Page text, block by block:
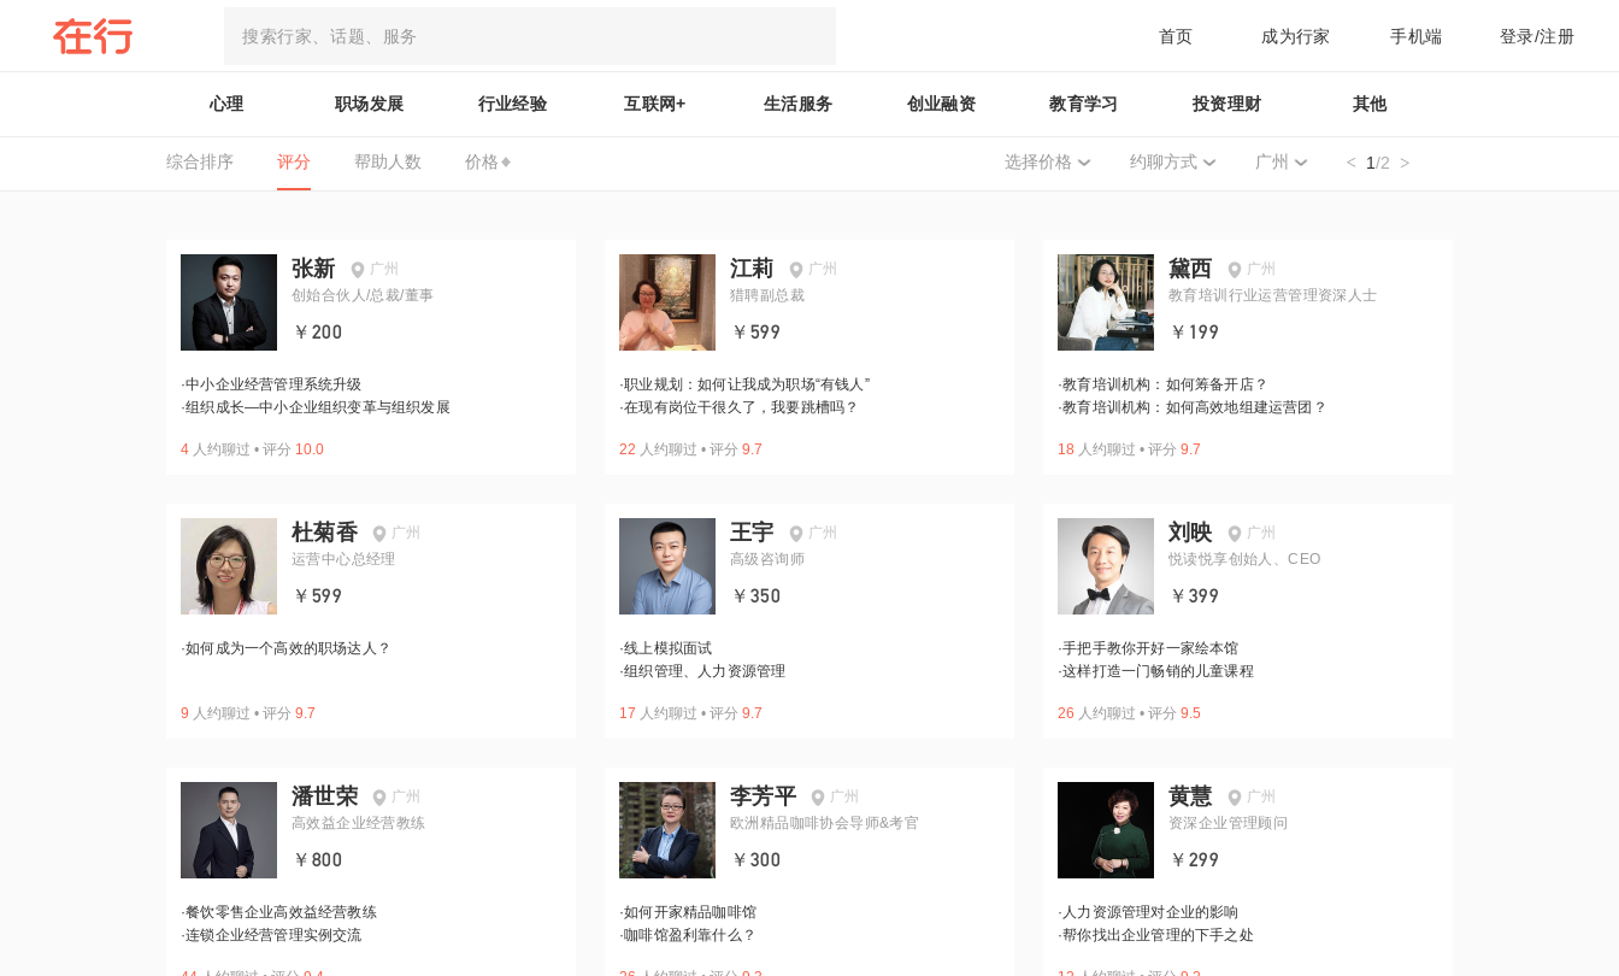
首页 成为行家 手机端 登录/注册
心理 职场发展 行业经验 互联网+ 生活服务 创业融资 教育学习 投资理财 其他
综合排序 评分 帮助人数 价格 选择价格 约聊方式 广州 1/2
张新
广州
创始合伙人/总裁/董事
￥200
·中小企业经营管理系统升级
·组织成长—中小企业组织变革与组织发展
4 人约聊过 • 评分 10.0
江莉
广州
猎聘副总裁
￥599
·职业规划：如何让我成为职场“有钱人”
·在现有岗位干很久了，我要跳槽吗？
22 人约聊过 • 评分 9.7
黛西
广州
教育培训行业运营管理资深人士
￥199
·教育培训机构：如何筹备开店？
·教育培训机构：如何高效地组建运营团？
18 人约聊过 • 评分 9.7
杜菊香
广州
运营中心总经理
￥599
·如何成为一个高效的职场达人？
9 人约聊过 • 评分 9.7
王宇
广州
高级咨询师
￥350
·线上模拟面试
·组织管理、人力资源管理
17 人约聊过 • 评分 9.7
刘映
广州
悦读悦享创始人、CEO
￥399
·手把手教你开好一家绘本馆
·这样打造一门畅销的儿童课程
26 人约聊过 • 评分 9.5
潘世荣
广州
高效益企业经营教练
￥800
·餐饮零售企业高效益经营教练
·连锁企业经营管理实例交流
李芳平
广州
欧洲精品咖啡协会导师&考官
￥300
·如何开家精品咖啡馆
·咖啡馆盈利靠什么？
黄慧
广州
资深企业管理顾问
￥299
· 人力资源管理对企业的影响
·帮你找出企业管理的下手之处